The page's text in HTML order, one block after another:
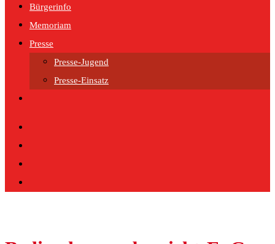
Bürgerinfo
Memoriam
Presse
Presse-Jugend
Presse-Einsatz